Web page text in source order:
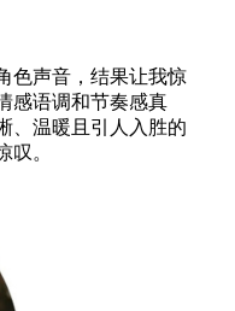
色声音，结果让我惊
感语调和节奏感真
、温暖且引人入胜的
。